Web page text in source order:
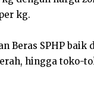
kg.
Beras SPHP
hingga toko-